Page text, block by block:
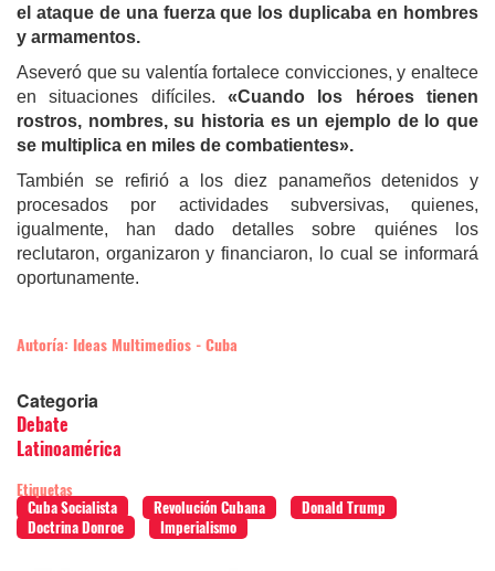
el ataque de una fuerza que los duplicaba en hombres
y armamentos.
Aseveró que su valentía fortalece convicciones, y enaltece
en situaciones difíciles. «Cuando los héroes tienen
rostros, nombres, su historia es un ejemplo de lo que
se multiplica en miles de combatientes».
También se refirió a los diez panameños detenidos y
procesados por actividades subversivas, quienes,
igualmente, han dado detalles sobre quiénes los
reclutaron, organizaron y financiaron, lo cual se informará
oportunamente.
Autoría: Ideas Multimedios - Cuba
Categoria
Debate
Latinoamérica
Etiquetas
Cuba Socialista
Revolución Cubana
Donald Trump
Doctrina Donroe
Imperialismo